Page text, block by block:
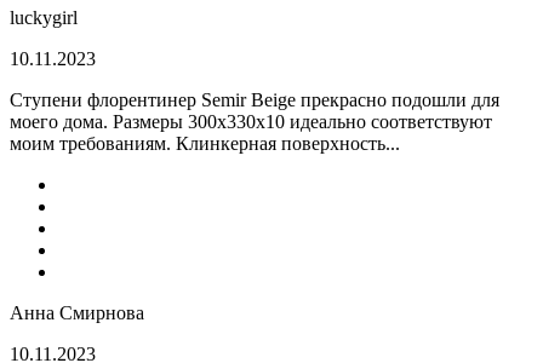
luckygirl
10.11.2023
Ступени флорентинер Semir Beige прекрасно подошли для
моего дома. Размеры 300х330х10 идеально соответствуют
моим требованиям. Клинкерная поверхность...
Анна Смирнова
10.11.2023